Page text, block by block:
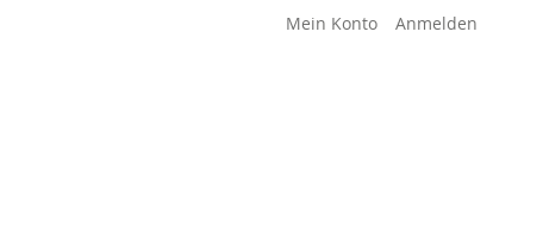
Mein Konto Anmelden